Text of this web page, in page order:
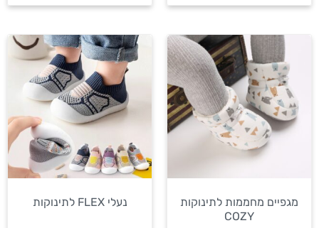
מגפיים מחממות לתינוקות
COZY
נעלי FLEX לתינוקות